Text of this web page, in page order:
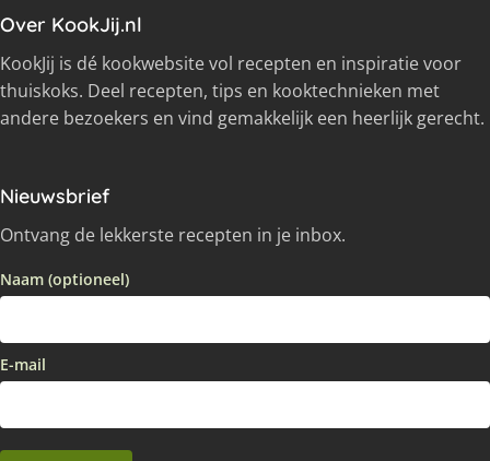
Over KookJij.nl
KookJij is dé kookwebsite vol recepten en inspiratie voor
thuiskoks. Deel recepten, tips en kooktechnieken met
andere bezoekers en vind gemakkelijk een heerlijk gerecht.
Nieuwsbrief
Ontvang de lekkerste recepten in je inbox.
Naam (optioneel)
E-mail